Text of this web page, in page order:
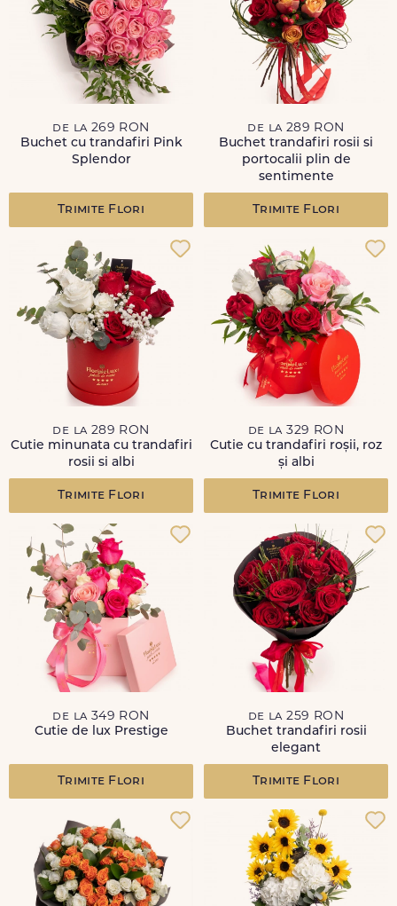
de la 269 RON
Buchet cu trandafiri Pink
Splendor
Trimite Flori
de la 289 RON
Buchet trandafiri rosii si
portocalii plin de
sentimente
Trimite Flori
de la 289 RON
Cutie minunata cu trandafiri
rosii si albi
Trimite Flori
de la 329 RON
Cutie cu trandafiri roșii, roz
și albi
Trimite Flori
de la 349 RON
Cutie de lux Prestige
Trimite Flori
de la 259 RON
Buchet trandafiri rosii
elegant
Trimite Flori